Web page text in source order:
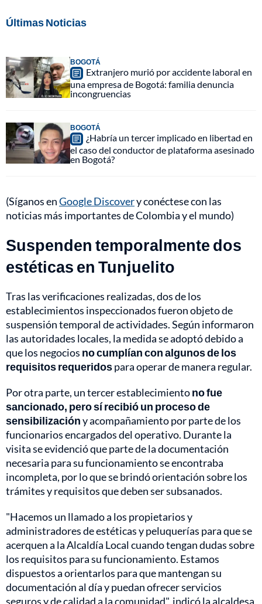
Últimas Noticias
BOGOTÁ
Extranjero murió por accidente laboral en
una empresa de Bogotá: familia denuncia
incongruencias
BOGOTÁ
¿Habría un tercer implicado en libertad en
el caso del conductor de plataforma asesinado
en Bogotá?
(Síganos enGoogle Discovery conéctese con las
noticias más importantes de Colombia y el mundo)
Suspenden temporalmente dos
estéticas en Tunjuelito
Tras las verificaciones realizadas, dos de los
establecimientos inspeccionados fueron objeto de
suspensión temporal de actividades. Según informaron
las autoridades locales, la medida se adoptó debido a
que los negocios no cumplían con algunos de los
requisitos requeridospara operar de manera regular.
Por otra parte, un tercer establecimientono fue
sancionado, pero sí recibió un proceso de
sensibilizacióny acompañamiento por parte de los
funcionarios encargados del operativo. Durante la
visita se evidenció que parte de la documentación
necesaria para su funcionamiento se encontraba
incompleta, por lo que se brindó orientación sobre los
trámites y requisitos que deben ser subsanados.
"Hacemos un llamado a los propietarios y
administradores de estéticas y peluquerías para que se
acerquen a la Alcaldía Local cuando tengan dudas sobre
los requisitos para su funcionamiento. Estamos
dispuestos a orientarlos para que mantengan su
documentación al día y puedan ofrecer servicios
seguros y de calidad a la comunidad", indicó la alcaldesa